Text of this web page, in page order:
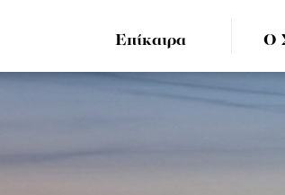
Επίκαιρα Ο